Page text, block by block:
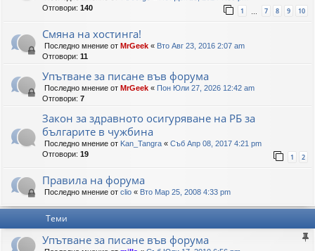
Отговори: 140 1 7 8 9 10
Смяна на хостинга!
Последно мнение от MrGeek « Вто Авг 23, 2016 2:07 am
Отговори: 11
Упътване за писане във форума
Последно мнение от MrGeek « Пон Юли 27, 2026 12:42 am
Отговори: 7
Закон за здравното осигуряване на РБ за
българите в чужбина
Последно мнение от Kan_Tangra « Съб Апр 08, 2017 4:21 pm
Отговори: 19 1 2
Правила на форума
Последно мнение от clio « Вто Мар 25, 2008 4:33 pm
Теми
Упътване за писане във форума